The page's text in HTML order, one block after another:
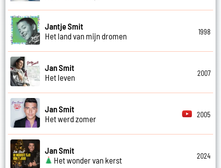
Jantje Smit
Het land van mijn dromen
1998
Jan Smit
Het leven
2007
Jan Smit
Het werd zomer
2005
Jan Smit
Het wonder van kerst
2024